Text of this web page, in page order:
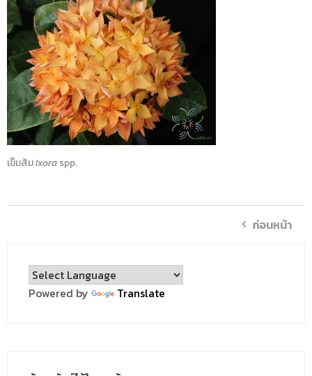
เข็มส้มIxoraspp.
ก่อนหน้า
Powered by Translate